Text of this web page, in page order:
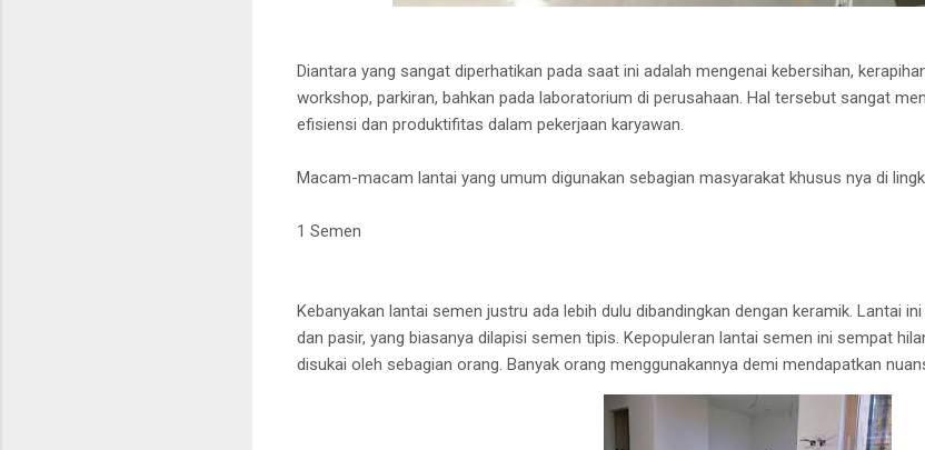
Diantara yang sangat diperhatikan pada saat ini adalah mengenai kebersihan,
workshop, parkiran, bahkan pada laboratorium di perusahaan. Hal tersebut sangat
efisiensi dan produktifitas dalam pekerjaan karyawan.
Macam-macam lantai yang umum digunakan sebagian masyarakat khusus nya di
1 Semen
Kebanyakan lantai semen justru ada lebih dulu dibandingkan dengan keramik. Lantai
dan pasir, yang biasanya dilapisi semen tipis. Kepopuleran lantai semen ini sempat
disukai oleh sebagian orang. Banyak orang menggunakannya demi mendapatkan